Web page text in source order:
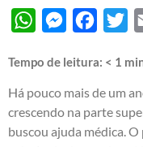
WhatsAppMessenger
Tempo de leitura: < 1
Há pouco mais de um
crescendo na parte
buscou ajuda médica.